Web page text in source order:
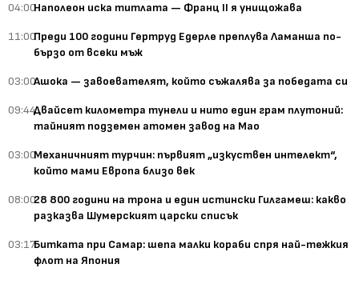
04:00Наполеон иска титлата — Франц II я унищожава
11:00Преди 100 години Гертруд Едерле преплува Ламанша по-
бързо от всеки мъж
03:00Ашока — завоевателят, който съжалява за победата си
09:44Двайсет километра тунели и нито един грам плутоний:
тайният подземен атомен завод на Мао
03:00Механичният турчин: първият „изкуствен интелект“,
който мами Европа близо век
08:0028 800 години на трона и един истински Гилгамеш: какво
разказва Шумерският царски списък
03:17Битката при Самар: шепа малки кораби спря най-тежкия
флот на Япония